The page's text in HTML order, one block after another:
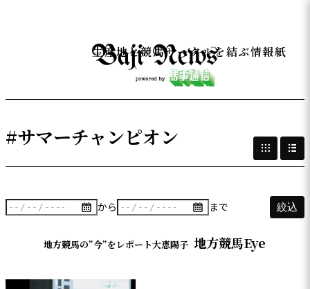
生産地と競馬サークルを結ぶ情報紙
#サマーチャンピオン
から まで 絞込
地方競馬の”今”をレポート大恵陽子 地方競馬Eye